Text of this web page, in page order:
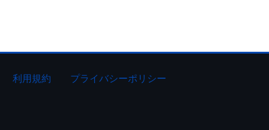
利用規約 プライバシーポリシー